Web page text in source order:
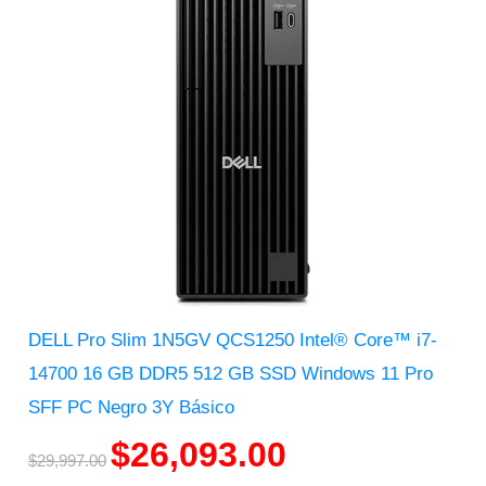
DELL Pro Slim 1N5GV QCS1250 Intel® Core™ i7-
14700 16 GB DDR5 512 GB SSD Windows 11 Pro
SFF PC Negro 3Y Básico
$29,997.00 $26,093.00